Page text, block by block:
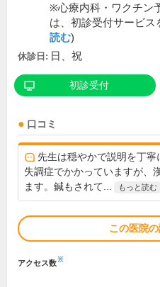
※心療内科・ワクチン
は、初診受付サービ
読む)
休診日: 日、祝
初診受付
口コミ
先生は穏やかで説明を丁
失調症でかかっていますが、
ます。鍼もされて...
もっと読む
この医院
アクセス数※